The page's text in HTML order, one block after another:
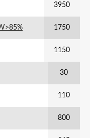
3950
1750
1150
30
110
800